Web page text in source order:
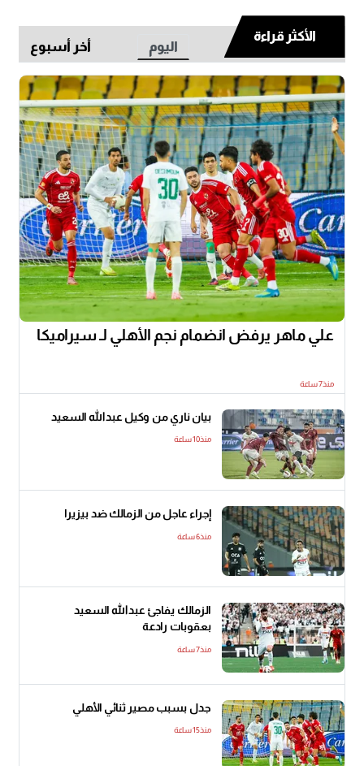
الأكثر قراءة
اليوم أخر أسبوع
علي ماهر يرفض انضمام نجم الأهلي لـ سيراميكا
منذ7 ساعة
بيان ناري من وكيل عبدالله السعيد
منذ10 ساعة
إجراء عاجل من الزمالك ضد بيزيرا
منذ6 ساعة
الزمالك يفاجئ عبدالله السعيد
بعقوبات رادعة
منذ7 ساعة
جدل بسبب مصير ثنائي الأهلي
منذ15 ساعة